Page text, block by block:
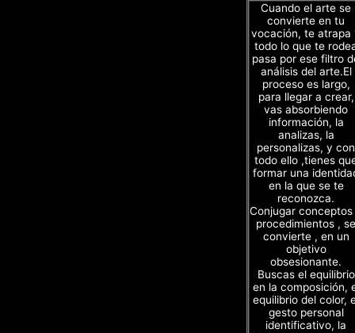
Cuando el arte se
convierte en tu
vocación, te atrapa
todo lo que te
pasa por ese filtro
análisis del arte.El
proceso es largo,
para llegar a crear,
vas absorbiendo
información, la
analizas, la
personalizas, y con
todo ello ,tienes
formar una
en la que se te
reconozca.
Conjugar
procedimientos , se
convierte , en un
objetivo
obsesionante.
Buscas el equilibrio
en la composición,
equilibrio del color,
gesto personal
identificativo, la